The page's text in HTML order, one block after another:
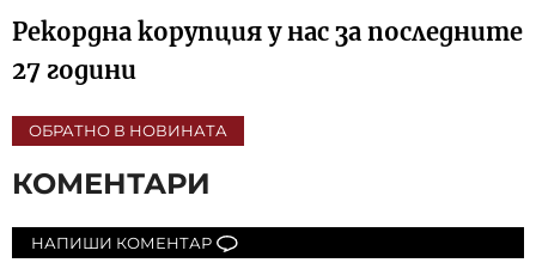
Рекордна корупция у нас за последните
27 години
ОБРАТНО В НОВИНАТА
КОМЕНТАРИ
НАПИШИ КОМЕНТАР